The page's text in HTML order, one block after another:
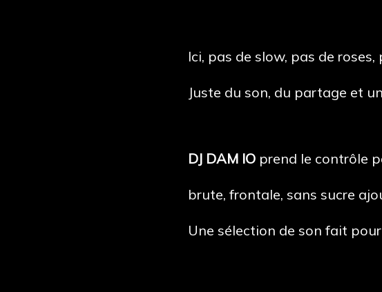
Ici, pas de slow, pas de
Juste du son, du partage et
DJ DAM IO prend le contrôle
brute, frontale, sans sucre
Une sélection de son fait